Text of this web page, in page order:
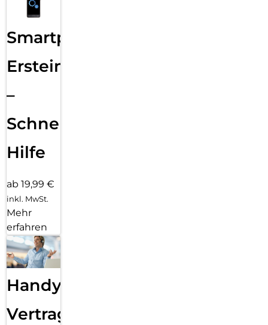
Smartphone
Ersteinrichtung
–
Schnelle
Hilfe
ab 19,99 €
inkl. MwSt.
Mehr
erfahren
Handy
Vertragsabwicklung